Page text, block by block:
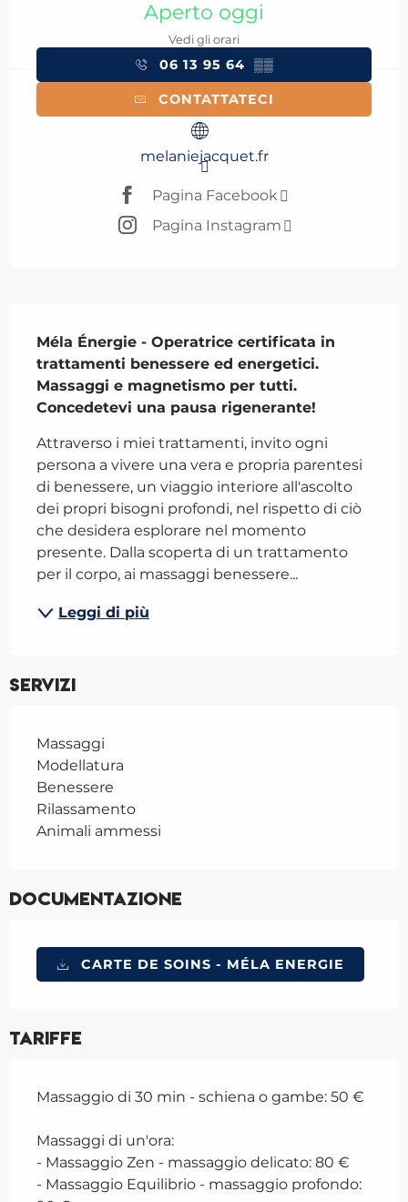
Aperto oggi
Vedi gli orari
06 13 95 64 ▒▒
CONTATTATECI
melaniejacquet.fr
Pagina Facebook
Pagina Instagram
Méla Énergie - Operatrice certificata in
trattamenti benessere ed energetici.
Massaggi e magnetismo per tutti.
Concedetevi una pausa rigenerante!
Attraverso i miei trattamenti, invito ogni
persona a vivere una vera e propria parentesi
di benessere, un viaggio interiore all'ascolto
dei propri bisogni profondi, nel rispetto di ciò
che desidera esplorare nel momento
presente. Dalla scoperta di un trattamento
per il corpo, ai massaggi benessere...
Leggi di più
Servizi
Massaggi
Modellatura
Benessere
Rilassamento
Animali ammessi
Documentazione
CARTE DE SOINS - MÉLA ENERGIE
Tariffe
Massaggio di 30 min - schiena o gambe: 50 €
Massaggi di un'ora:
- Massaggio Zen - massaggio delicato: 80 €
- Massaggio Equilibrio - massaggio profondo: